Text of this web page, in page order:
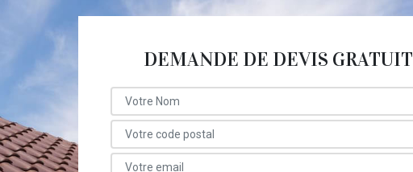
DEMANDE DE DEVIS GRATUIT